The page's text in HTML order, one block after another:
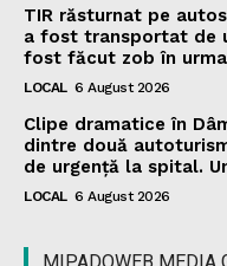
TIR răsturnat pe
a fost transportat de
fost făcut zob în
LOCAL 6 August 2026
Clipe dramatice în
dintre două
de urgență la spital.
LOCAL 6 August 2026